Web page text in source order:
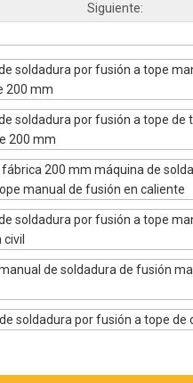
Siguiente:
soldadura por fusión a tope
200 mm
soldadura por fusión a tope de
200 mm
fábrica 200 mm máquina de
manual de fusión en caliente
soldadura por fusión a tope
de soldadura de fusión
soldadura por fusión a tope de